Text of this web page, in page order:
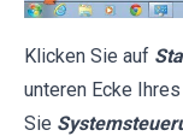
Klicken Sie auf
unteren Ecke
Sie